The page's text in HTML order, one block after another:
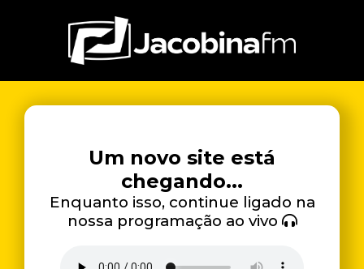
Um novo site está
chegando...
Enquanto isso, continue ligado na
nossa programação ao vivo